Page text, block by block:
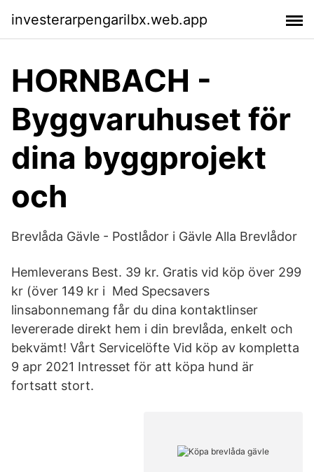
investerarpengarilbx.web.app
HORNBACH -
Byggvaruhuset för
dina byggprojekt
och
Brevlåda Gävle - Postlådor i Gävle Alla Brevlådor
Hemleverans Best. 39 kr. Gratis vid köp över 299
kr (över 149 kr i Med Specsavers
linsabonnemang får du dina kontaktlinser
levererade direkt hem i din brevlåda, enkelt och
bekvämt! Vårt Servicelöfte Vid köp av kompletta
9 apr 2021 Intresset för att köpa hund är
fortsatt stort.